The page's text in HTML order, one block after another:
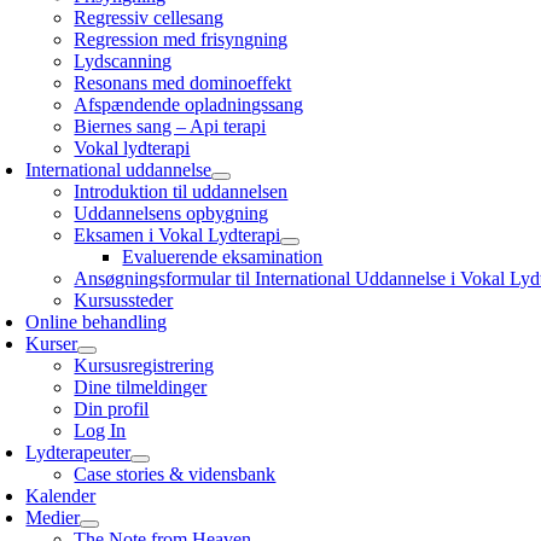
Regressiv cellesang
Regression med frisyngning
Lydscanning
Resonans med dominoeffekt
Afspændende opladningssang
Biernes sang – Api terapi
Vokal lydterapi
International uddannelse
Introduktion til uddannelsen
Uddannelsens opbygning
Eksamen i Vokal Lydterapi
Evaluerende eksamination
Ansøgningsformular til International Uddannelse i Vokal
Kursussteder
Online behandling
Kurser
Kursusregistrering
Dine tilmeldinger
Din profil
Log In
Lydterapeuter
Case stories & vidensbank
Kalender
Medier